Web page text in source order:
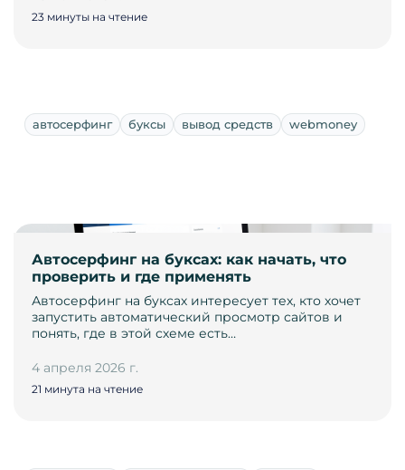
23 минуты на чтение
автосерфинг буксы вывод средств webmoney
Автосерфинг на буксах: как начать, что
проверить и где применять
Автосерфинг на буксах интересует тех, кто хочет
запустить автоматический просмотр сайтов и
понять, где в этой схеме есть…
4 апреля 2026 г.
21 минута на чтение